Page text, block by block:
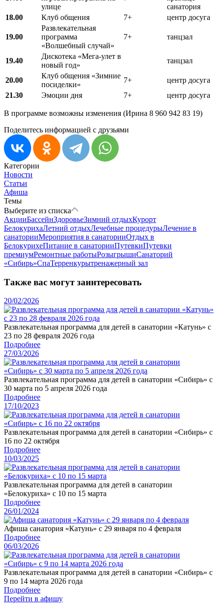
улице
санатория
18.00
Клуб общения 7+ центр досуга
19.00
Развлекательная
программа
«Волшебный случай»
7+ танцзал
19.40
Дискотека «Мега-улет в
новый год»
танцзал
20.00
Клуб общения «Зимние
посиделки»
7+
центр досуга
21.30
Эмоции дня 7+ центр досуга
В программе возможны изменения (Ирина 8 960 942 83 19)
Поделитесь информацией с друзьями
Категории
Новости
Статьи
Афиша
Темы
Выберите из списка
АкцииБассейнЗдоровьеЗимний отдыхКурорт
БелокурихаЛетний отдыхЛечебные процедурыЛечение в
санаторииМероприятия в санаторииОтдых в
БелокурихеПитание в санаторииПутевкиПутевки
премиумРемонтные работыРозыгрышиСанаторий
«Сибирь»СпаТерренкурытренажерный зал
Также вас могут заинтересовать
20/02/2026
Развлекательная программа для детей в санатории «Катунь» с
23 по 28 февраля 2026 года
Подробнее
27/03/2026
Развлекательная программа для детей в санатории «Сибирь» с
30 марта по 5 апреля 2026 года
Подробнее
17/10/2023
Развлекательная программа для детей в санатории «Сибирь» с
16 по 22 октября
Подробнее
10/03/2025
Развлекательная программа для детей в санатории
«Белокуриха» с 10 по 15 марта
Подробнее
26/01/2024
Афиша санатория «Катунь» с 29 января по 4 февраля
Подробнее
06/03/2026
Развлекательная программа для детей в санатории «Сибирь» с
9 по 14 марта 2026 года
Подробнее
Перейти в афишу